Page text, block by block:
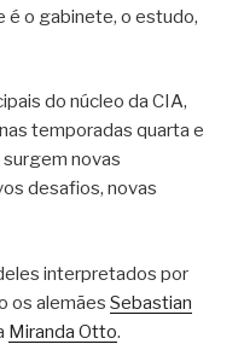
é o gabinete, o estudo,
do núcleo da CIA,
temporadas quarta e
novas
desafios, novas
interpretados por
os alemães Sebastian
Miranda Otto.